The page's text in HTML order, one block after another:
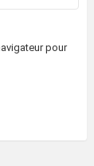
pour